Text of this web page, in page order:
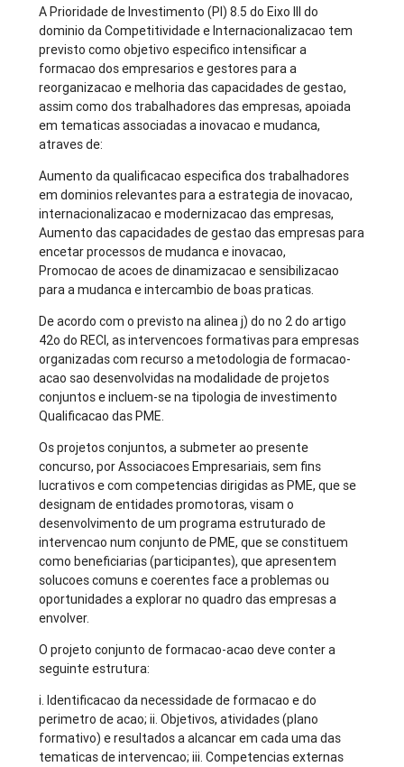
A Prioridade de Investimento (PI) 8.5 do Eixo III do
dominio da Competitividade e Internacionalizacao tem
previsto como objetivo especifico intensificar a
formacao dos empresarios e gestores para a
reorganizacao e melhoria das capacidades de gestao,
assim como dos trabalhadores das empresas, apoiada
em tematicas associadas a inovacao e mudanca,
atraves de:
Aumento da qualificacao especifica dos trabalhadores
em dominios relevantes para a estrategia de inovacao,
internacionalizacao e modernizacao das empresas,
Aumento das capacidades de gestao das empresas para
encetar processos de mudanca e inovacao,
Promocao de acoes de dinamizacao e sensibilizacao
para a mudanca e intercambio de boas praticas.
De acordo com o previsto na alinea j) do no 2 do artigo
42o do RECI, as intervencoes formativas para empresas
organizadas com recurso a metodologia de formacao-
acao sao desenvolvidas na modalidade de projetos
conjuntos e incluem-se na tipologia de investimento
Qualificacao das PME.
Os projetos conjuntos, a submeter ao presente
concurso, por Associacoes Empresariais, sem fins
lucrativos e com competencias dirigidas as PME, que se
designam de entidades promotoras, visam o
desenvolvimento de um programa estruturado de
intervencao num conjunto de PME, que se constituem
como beneficiarias (participantes), que apresentem
solucoes comuns e coerentes face a problemas ou
oportunidades a explorar no quadro das empresas a
envolver.
O projeto conjunto de formacao-acao deve conter a
seguinte estrutura:
i. Identificacao da necessidade de formacao e do
perimetro de acao; ii. Objetivos, atividades (plano
formativo) e resultados a alcancar em cada uma das
tematicas de intervencao; iii. Competencias externas